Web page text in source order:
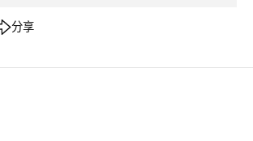
分享